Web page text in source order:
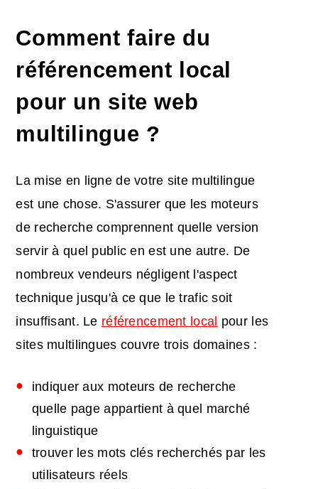
Comment faire du
référencement local
pour un site web
multilingue ?
La mise en ligne de votre site multilingue
est une chose. S'assurer que les moteurs
de recherche comprennent quelle version
servir à quel public en est une autre. De
nombreux vendeurs négligent l'aspect
technique jusqu'à ce que le trafic soit
insuffisant. Le référencement local pour les
sites multilingues couvre trois domaines :
indiquer aux moteurs de recherche
quelle page appartient à quel marché
linguistique
trouver les mots clés recherchés par les
utilisateurs réels